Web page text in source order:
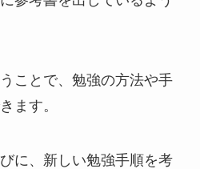
ことで、勉強の方法や手
ます。
に、新しい勉強手順を考